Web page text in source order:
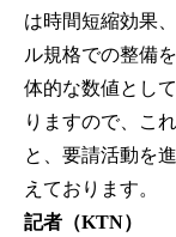
は時間短縮効果
ル規格での整備
体的な数値とし
りますので、こ
と、要請活動を
えております。
記者（KTN）